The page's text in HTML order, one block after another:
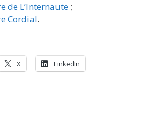
de L’Internaute ;
Cordial.
X LinkedIn